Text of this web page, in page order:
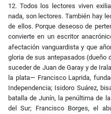
12. Todos los lectores viven
nada, son lectores. También hay
de ellos. Porque deseoso de
convierte en un escritor
afectación vanguardista y que
gloria de sus antepasados (dueño
suceder de Juan de Garay y de
la plata— Francisco Laprida,
Independencia; Isidoro Suárez,
batalla de Junín, la penúltima de
del Sur; Francisco Borges, el